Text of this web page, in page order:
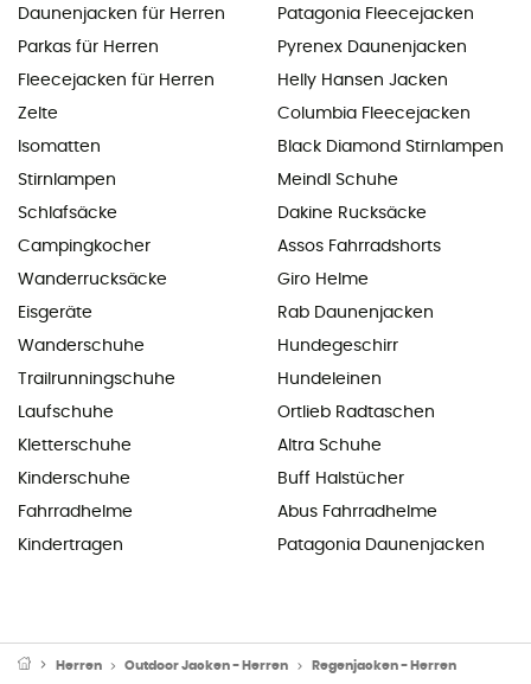
Daunenjacken für Herren
Parkas für Herren
Fleecejacken für Herren
Zelte
Isomatten
Stirnlampen
Schlafsäcke
Campingkocher
Wanderrucksäcke
Eisgeräte
Wanderschuhe
Trailrunningschuhe
Laufschuhe
Kletterschuhe
Kinderschuhe
Fahrradhelme
Kindertragen
Patagonia Fleecejacken
Pyrenex Daunenjacken
Helly Hansen Jacken
Columbia Fleecejacken
Black Diamond Stirnlampen
Meindl Schuhe
Dakine Rucksäcke
Assos Fahrradshorts
Giro Helme
Rab Daunenjacken
Hundegeschirr
Hundeleinen
Ortlieb Radtaschen
Altra Schuhe
Buff Halstücher
Abus Fahrradhelme
Patagonia Daunenjacken
Herren Outdoor Jacken - Herren Regenjacken - Herren